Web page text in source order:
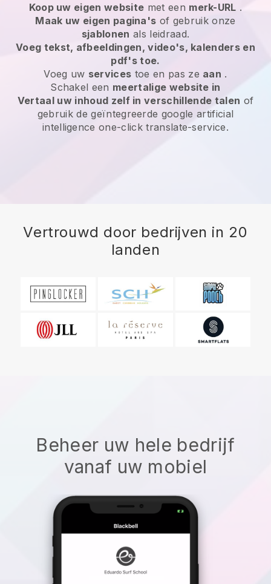
Koop uw eigen website met een merk-URL .
Maak uw eigen pagina's of gebruik onze
sjablonen als leidraad.
Voeg tekst, afbeeldingen, video's, kalenders en
pdf's toe.
Voeg uw services toe en pas ze aan .
Schakel een meertalige website in
Vertaal uw inhoud zelf in verschillende talen of
gebruik de geïntegreerde google artificial
intelligence one-click translate-service.
Vertrouwd door bedrijven in 20
landen
Beheer uw hele bedrijf
vanaf uw mobiel